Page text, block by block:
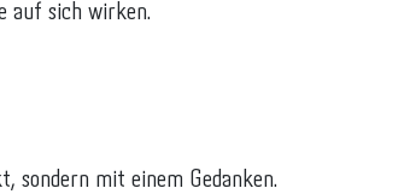
auf sich wirken.
sondern mit einem Gedanken.